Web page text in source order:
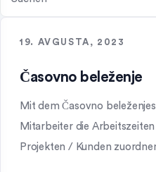
19. AVGUSTA, 2023
Časovno beleženje
Mit dem Časovno
Mitarbeiter die
Projekten / Kunden